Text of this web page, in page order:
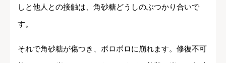
しと他人との接触は、角砂糖どうしのぶつかり合いで
す。
それで角砂糖が傷つき、ボロボロに崩れます。修復不可